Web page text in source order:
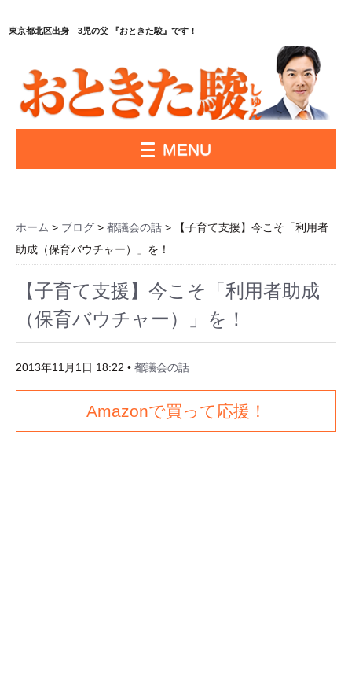
東京都北区出身 3児の父 『おときた駿』です！
MENU
ホーム > ブログ > 都議会の話 > 【子育て支援】今こそ「利用者
助成（保育バウチャー）」を！
【子育て支援】今こそ「利用者助成
（保育バウチャー）」を！
2013年11月1日 18:22 • 都議会の話
Amazonで買って応援！